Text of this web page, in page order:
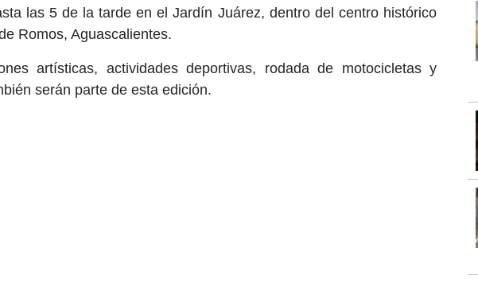
las 5 de la tarde en el Jardín Juárez, dentro del centro histórico
Romos, Aguascalientes.
artísticas, actividades deportivas, rodada de motocicletas y
serán parte de esta edición.